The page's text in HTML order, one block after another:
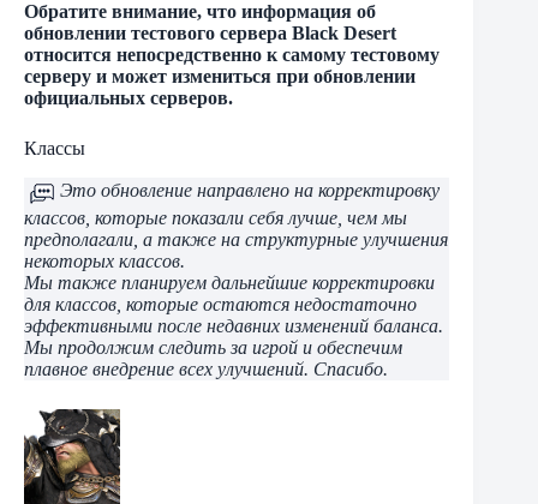
Обратите внимание, что информация об
обновлении тестового сервера Black Desert
относится непосредственно к самому тестовому
серверу и может измениться при обновлении
официальных серверов.
Классы
Это обновление направлено на корректировку
классов, которые показали себя лучше, чем мы
предполагали, а также на структурные улучшения
некоторых классов.
Мы также планируем дальнейшие корректировки
для классов, которые остаются недостаточно
эффективными после недавних изменений баланса.
Мы продолжим следить за игрой и обеспечим
плавное внедрение всех улучшений. Спасибо.